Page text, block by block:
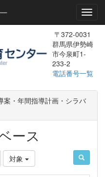
〒372-0031
群馬県伊勢崎
市今泉町1-
233-2
電話番号一覧
案・年間指導計画・シラバ
ース
対象